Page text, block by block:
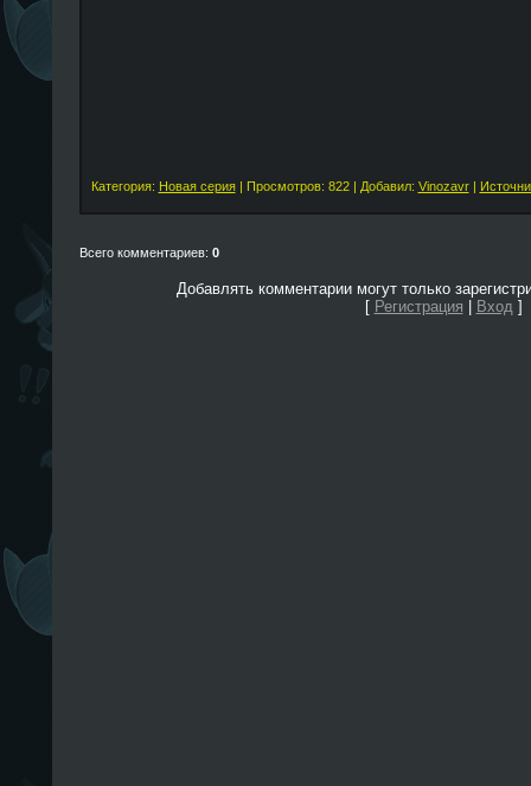
Категория: Новая серия| Просмотров: 822 | Добавил: Vinozavr|
Всего комментариев: 0
Добавлять комментарии могут только
[ Регистрация Вход]